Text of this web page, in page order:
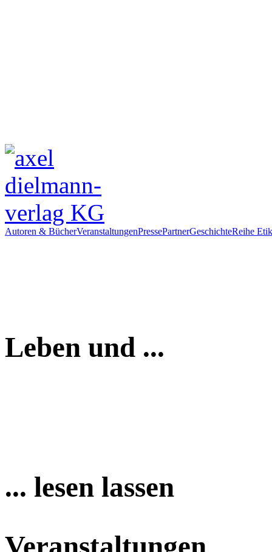
Autoren & BücherVeranstaltungenPressePartnerGeschichteReihe
Leben und ...
... lesen lassen